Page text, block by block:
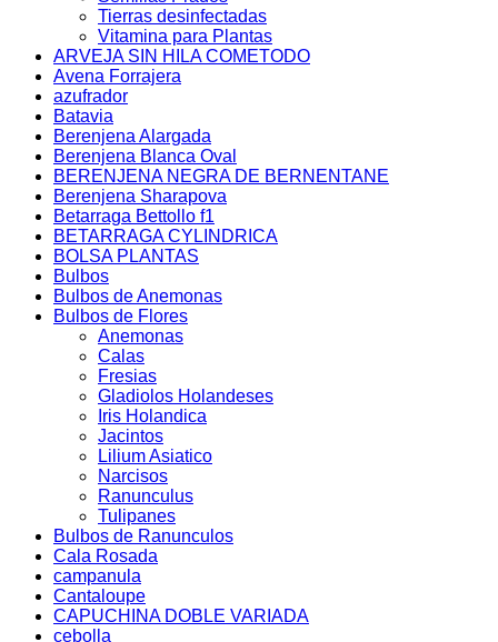
Tierras desinfectadas
Vitamina para Plantas
ARVEJA SIN HILA COMETODO
Avena Forrajera
azufrador
Batavia
Berenjena Alargada
Berenjena Blanca Oval
BERENJENA NEGRA DE BERNENTANE
Berenjena Sharapova
Betarraga Bettollo f1
BETARRAGA CYLINDRICA
BOLSA PLANTAS
Bulbos
Bulbos de Anemonas
Bulbos de Flores
Anemonas
Calas
Fresias
Gladiolos Holandeses
Iris Holandica
Jacintos
Lilium Asiatico
Narcisos
Ranunculus
Tulipanes
Bulbos de Ranunculos
Cala Rosada
campanula
Cantaloupe
CAPUCHINA DOBLE VARIADA
cebolla